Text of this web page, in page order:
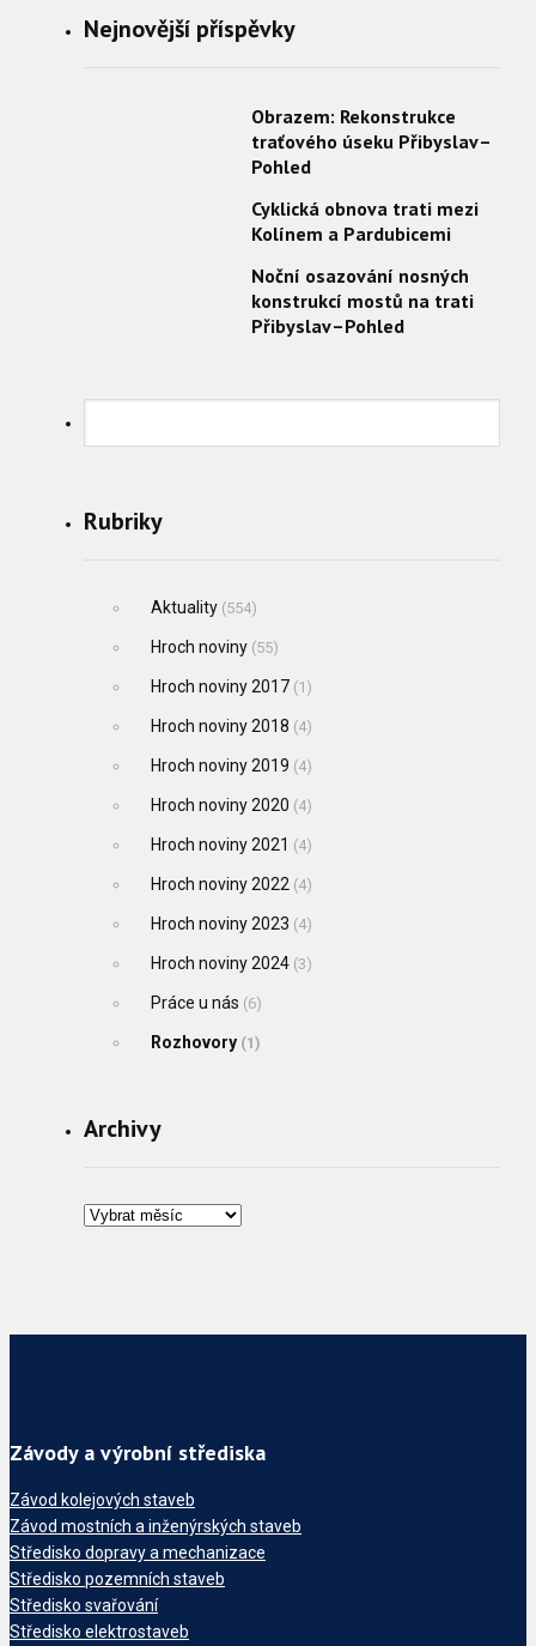
Nejnovější příspěvky
Obrazem: Rekonstrukce
traťového úseku Přibyslav–
Pohled
Cyklická obnova trati mezi
Kolínem a Pardubicemi
Noční osazování nosných
konstrukcí mostů na trati
Přibyslav–Pohled
Rubriky
Aktuality(554)
Hroch noviny(55)
Hroch noviny 2017(1)
Hroch noviny 2018 (4)
Hroch noviny 2019 (4)
Hroch noviny 2020 (4)
Hroch noviny 2021 (4)
Hroch noviny 2022 (4)
Hroch noviny 2023 (4)
Hroch noviny 2024(3)
Práce u nás (6)
Rozhovory(1)
Archivy
Závody a výrobní střediska
Závod kolejových staveb
Závod mostních a inženýrských staveb
Středisko dopravy a mechanizace
Středisko pozemních staveb
Středisko svařování
Středisko elektrostaveb